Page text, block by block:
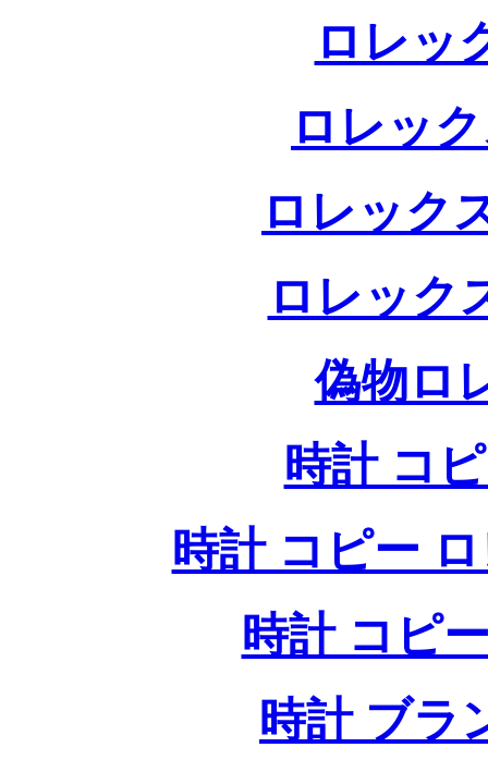
ロレッ
ロレッ
ロレック
ロレック
偽物ロ
時計 コ
時計 コピー
時計 コピ
時計 ブラ